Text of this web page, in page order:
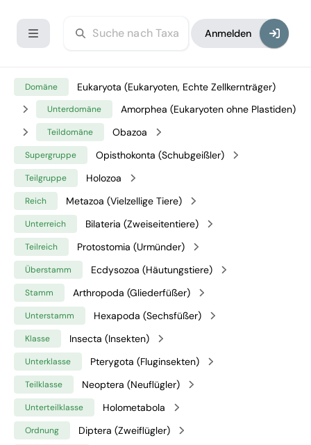
Anmelden
Domäne Eukaryota (Eukaryoten, Echte Zellkernträger)
Unterdomäne Amorphea (Eukaryoten ohne Plastiden)
Teildomäne Obazoa
Supergruppe Opisthokonta (Schubgeißler)
Teilgruppe Holozoa
Reich Metazoa (Vielzellige Tiere)
Unterreich Bilateria (Zweiseitentiere)
Teilreich Protostomia (Urmünder)
Überstamm Ecdysozoa (Häutungstiere)
Stamm Arthropoda (Gliederfüßer)
Unterstamm Hexapoda (Sechsfüßer)
Klasse Insecta (Insekten)
Unterklasse Pterygota (Fluginsekten)
Teilklasse Neoptera (Neuflügler)
Unterteilklasse Holometabola
Ordnung Diptera (Zweiflügler)